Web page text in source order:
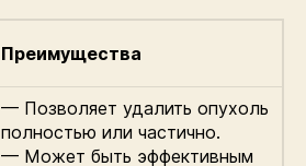
Преимущества
— Позволяет удалить опухоль
полностью или частично.
— Может быть эффективным